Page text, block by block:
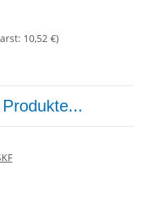
10,52 €)